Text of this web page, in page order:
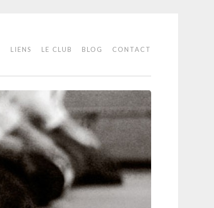
LIENS LE CLUB BLOG CONTACT